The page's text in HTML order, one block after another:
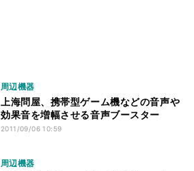
周辺機器
上海問屋、携帯型ゲーム機などの音声や
効果音を増幅させる音声ブースター
2011/09/06 10:59
周辺機器